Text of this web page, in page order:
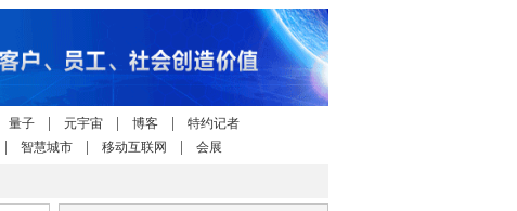
量子 元宇宙 博客
特约记者
智慧城市 移动互联网 会展